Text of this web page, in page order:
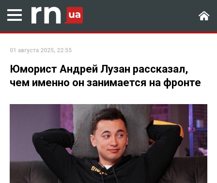
01 августа 2025, 22:55
Юморист Андрей Лузан рассказал,
чем именно он занимается на фронте